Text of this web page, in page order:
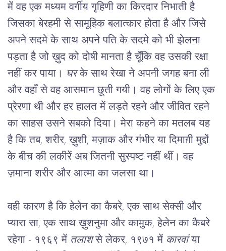
में वह एक मध्यम वर्गीय गृहिणी का किरदार निभाती है
जिसका बेरहमी से सामूहिक बलात्कार होता है और जिसे
अपने सदमे के साथ अपने पति के सदमे को भी झेलना
पड़ता है जो ख़ुद को दोषी मानता है चूँकि वह उसकी रक्षा
नहीं कर पाया। घर के साथ रेखा ने अपनी जगह बना ली
और वहाँ से वह आसमान छूती गयी। वह लोगों के लिए एक
प्रेरणा थी और हर हालत में लड़ते रहने और जीवित रहने
का साहस उसने सबको दिया। मेरा कहने का मतलब यह
है कि तब, शरीर, ख़ुशी, मज़ाक और गंभीर या दिमाग़ी मुद्दों
के बीच की लकीरें अब जितनी सुस्पष्ट नहीं थीं। वह
ज़माना शरीर और आत्मा का जलसा था।
वही कारण है कि हेलेन का कैबरे, एक साथ सेक्सी और
प्यारा सा, एक साथ ख़ुशनुमा और कामुक, हेलेन का कैबरे
रहेगा - १९६९ में तलाश से लेकर, १९७१ में कारवां या